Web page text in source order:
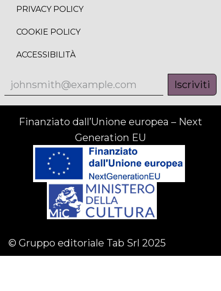
PRIVACY POLICY
COOKIE POLICY
ACCESSIBILITÀ
Iscriviti
Finanziato dall’Unione europea – Next
Generation EU
© Gruppo editoriale Tab Srl 2025